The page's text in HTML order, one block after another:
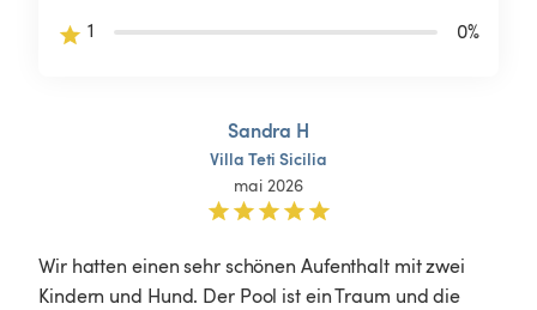
1
0%
Sandra H
Villa Teti Sicilia
mai 2026
Wir hatten einen sehr schönen Aufenthalt mit zwei
Kindern und Hund. Der Pool ist ein Traum und die